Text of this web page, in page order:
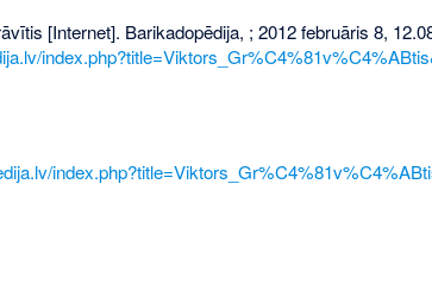
[Internet]. Barikadopēdija, ; 2012 februāris 8,